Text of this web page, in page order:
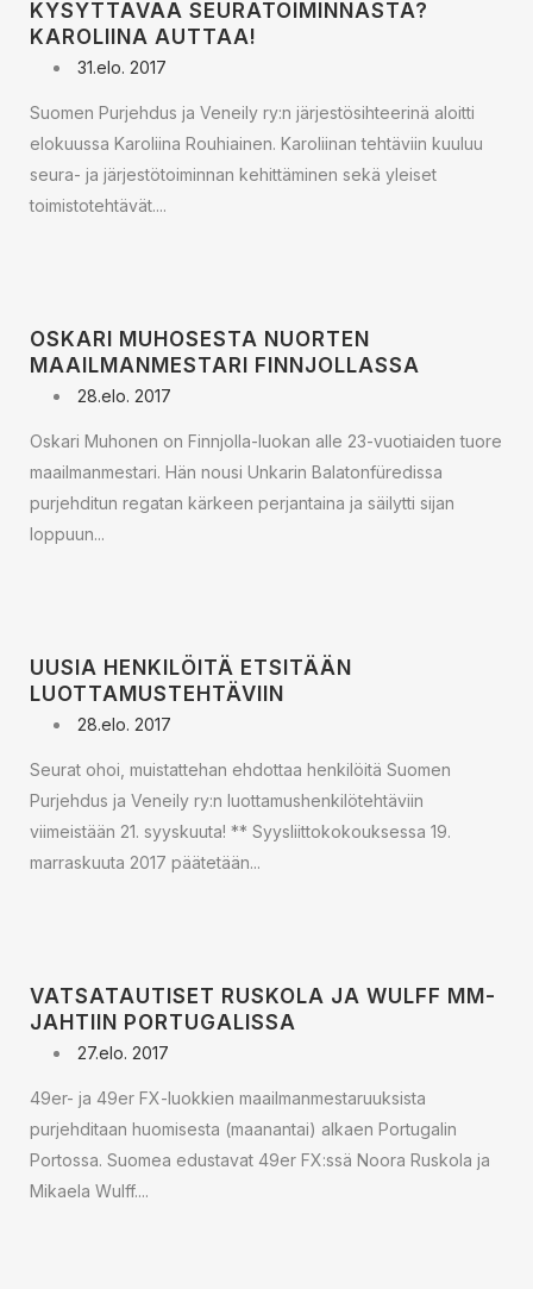
KYSYTTÄVÄÄ SEURATOIMINNASTA?
KAROLIINA AUTTAA!
31.elo. 2017
Suomen Purjehdus ja Veneily ry:n järjestösihteerinä aloitti
elokuussa Karoliina Rouhiainen. Karoliinan tehtäviin kuuluu
seura- ja järjestötoiminnan kehittäminen sekä yleiset
toimistotehtävät....
OSKARI MUHOSESTA NUORTEN
MAAILMANMESTARI FINNJOLLASSA
28.elo. 2017
Oskari Muhonen on Finnjolla-luokan alle 23-vuotiaiden tuore
maailmanmestari. Hän nousi Unkarin Balatonfüredissa
purjehditun regatan kärkeen perjantaina ja säilytti sijan
loppuun...
UUSIA HENKILÖITÄ ETSITÄÄN
LUOTTAMUSTEHTÄVIIN
28.elo. 2017
Seurat ohoi, muistattehan ehdottaa henkilöitä Suomen
Purjehdus ja Veneily ry:n luottamushenkilötehtäviin
viimeistään 21. syyskuuta! ** Syysliittokokouksessa 19.
marraskuuta 2017 päätetään...
VATSATAUTISET RUSKOLA JA WULFF MM-
JAHTIIN PORTUGALISSA
27.elo. 2017
49er- ja 49er FX-luokkien maailmanmestaruuksista
purjehditaan huomisesta (maanantai) alkaen Portugalin
Portossa. Suomea edustavat 49er FX:ssä Noora Ruskola ja
Mikaela Wulff....